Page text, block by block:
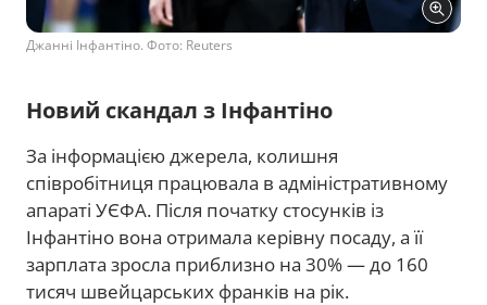
Джанні Інфантіно. Фото: Reuters
Новий скандал з Інфантіно
За інформацією джерела, колишня
співробітниця працювала в адміністративному
апараті УЄФА. Після початку стосунків із
Інфантіно вона отримала керівну посаду, а її
зарплата зросла приблизно на 30% — до 160
тисяч швейцарських франків на рік.